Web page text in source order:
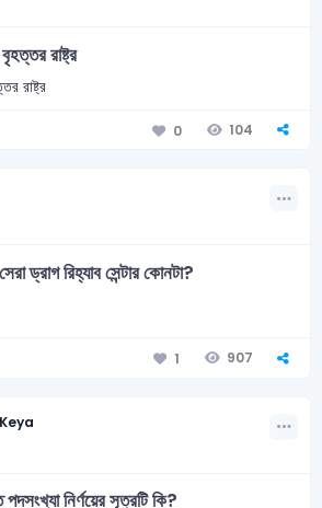
রাষ্ট্র
রাষ্ট্র
0 104
ড্রাগ রিহ্যাব সেন্টার কোনটা?
1 907
নির্ণয়ের সূত্রটি কি?